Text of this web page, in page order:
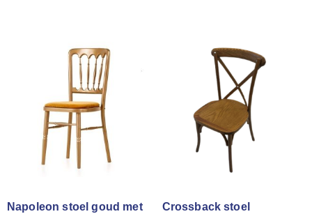
Napoleon stoel goud met Crossback stoel